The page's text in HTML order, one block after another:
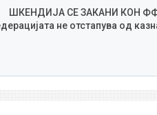
ШКЕНДИЈА СЕ ЗАКАНИ КОН
не отстапува од